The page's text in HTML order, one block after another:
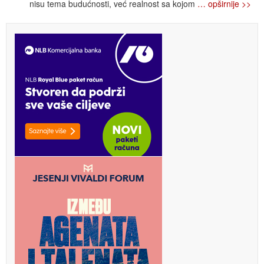
nisu tema budućnosti, već realnost sa kojom … opširnije >>